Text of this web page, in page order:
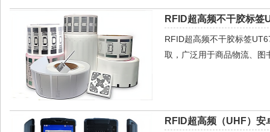
RFID超高频不干胶标签
RFID超高频不干胶标签
取，广泛用于商品物流、图
RFID超高频（UHF）